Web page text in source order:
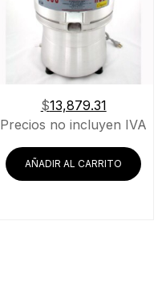
$13,879.31
Precios no incluyen IVA
AÑADIR AL CARRITO